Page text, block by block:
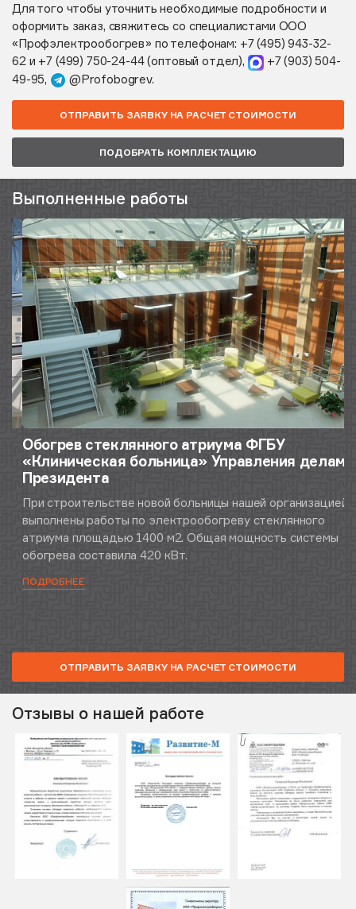
Для того чтобы уточнить необходимые подробности и
оформить заказ, свяжитесь со специалистами ООО
«Профэлектрообогрев» по телефонам: +7 (495) 943-32-
62и +7 (499) 750-24-44(оптовый отдел),
+7 (903) 504-
49-95, @Profobogrev.
ОТПРАВИТЬ ЗАЯВКУ НА РАСЧЕТ СТОИМОСТИ
ПОДОБРАТЬ КОМПЛЕКТАЦИЮ
Выполненные работы
Обогрев стеклянного атриума ФГБУ
«Клиническая больница» Управления делами
Президента
При строительстве новой больницы нашей организацией
выполнены работы по электрообогреву стеклянного
атриума площадью 1400 м2. Общая мощность системы
обогрева составила 420 кВт.
ПОДРОБНЕЕ
ОТПРАВИТЬ ЗАЯВКУ НА РАСЧЕТ СТОИМОСТИ
Отзывы о нашей работе